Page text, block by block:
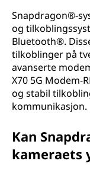
Snapdragon®-
og
Bluetooth®.
tilkoblinger på
avanserte
X70 5G Modem-
og stabil
kommunikasjon.
Kan
kameraets